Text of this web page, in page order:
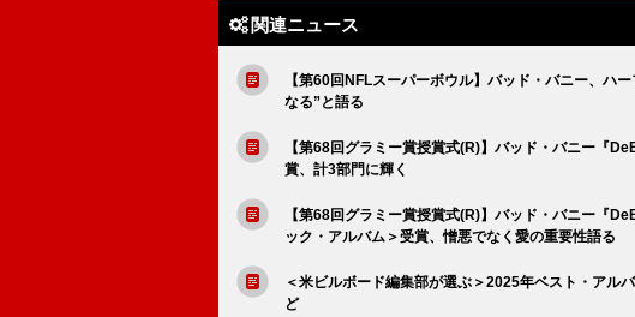
関連ニュース
【第60回NFLスーパーボウル】バッド・バニー、ハ
なる”と語る
【第68回グラミー賞授賞式(R)】バッド・バニー『
賞、計3部門に輝く
【第68回グラミー賞授賞式(R)】バッド・バニー『
ック・アルバム＞受賞、憎悪でなく愛の重要性語る
＜米ビルボード編集部が選ぶ＞2025年ベスト・アル
ど